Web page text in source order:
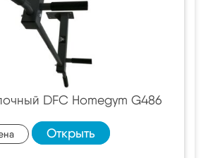
DFC Homegym G486
Открыть